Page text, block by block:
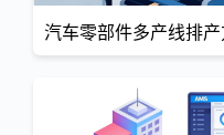
汽车零部件多产线排